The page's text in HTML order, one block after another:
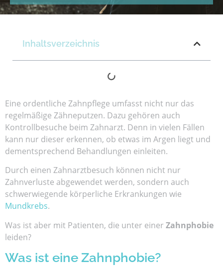
Eine ordentliche Zahnpflege umfasst nicht nur das
regelmäßige Zähneputzen. Dazu gehören auch
Kontrollbesuche beim Zahnarzt. Denn in vielen Fällen
kann nur dieser erkennen, ob etwas im Argen liegt und
dementsprechend Behandlungen einleiten.
Durch einen Zahnarztbesuch können nicht nur
Zahnverluste abgewendet werden, sondern auch
schwerwiegende körperliche Erkrankungen wie
Mundkrebs.
Was ist aber mit Patienten, die unter einer Zahnphobie
leiden?
Was ist eine Zahnphobie?
Inhaltsverzeichnis